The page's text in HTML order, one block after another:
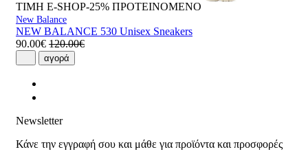
ΤΙΜΗ E-SHOP-25% ΠΡΟΤΕΙΝΟΜΕΝΟ
New Balance
NEW BALANCE 530 Unisex Sneakers
90.00€ 120.00€
αγορά
Newsletter
Κάνε την εγγραφή σου και μάθε για προϊόντα και προσφορές